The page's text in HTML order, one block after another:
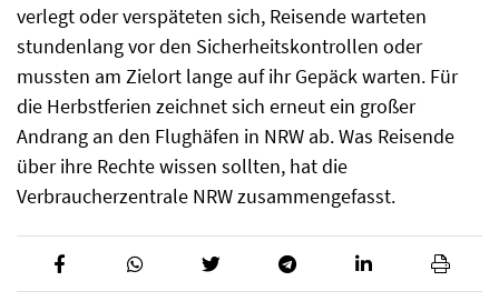
verlegt oder verspäteten sich, Reisende warteten
stundenlang vor den Sicherheitskontrollen oder
mussten am Zielort lange auf ihr Gepäck warten. Für
die Herbstferien zeichnet sich erneut ein großer
Andrang an den Flughäfen in NRW ab. Was Reisende
über ihre Rechte wissen sollten, hat die
Verbraucherzentrale NRW zusammengefasst.